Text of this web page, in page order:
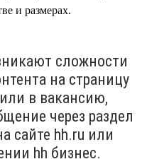
и размерах.
сложности
на страницу
в вакансию,
через раздел
сайте hh.ru или
hh бизнес.